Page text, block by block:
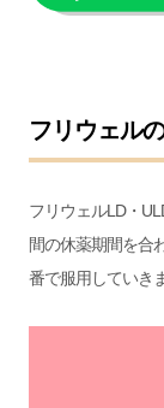
フリウェル
フリウェルLD・
間の休薬期間を合
番で服用していき